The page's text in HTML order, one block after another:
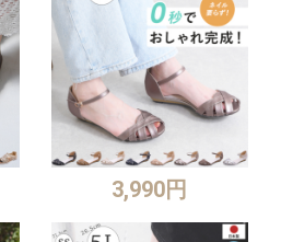
3,990円